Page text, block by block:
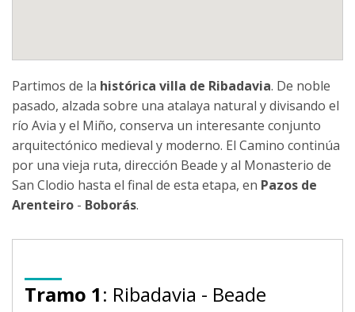
Partimos de la histórica villa de Ribadavia. De noble
pasado, alzada sobre una atalaya natural y divisando el
río Avia y el Miño, conserva un interesante conjunto
arquitectónico medieval y moderno. El Camino continúa
por una vieja ruta, dirección Beade y al Monasterio de
San Clodio hasta el final de esta etapa, en Pazos de
Arenteiro - Boborás.
Tramo 1: Ribadavia - Beade